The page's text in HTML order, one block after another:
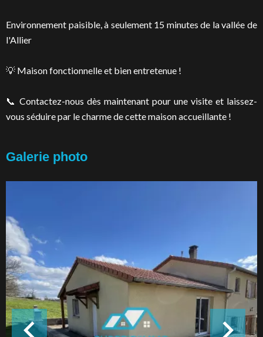
Environnement paisible, à seulement 15 minutes de la vallée de
l'Allier
💡 Maison fonctionnelle et bien entretenue !
📞 Contactez-nous dès maintenant pour une visite et laissez-
vous séduire par le charme de cette maison accueillante !
Galerie photo